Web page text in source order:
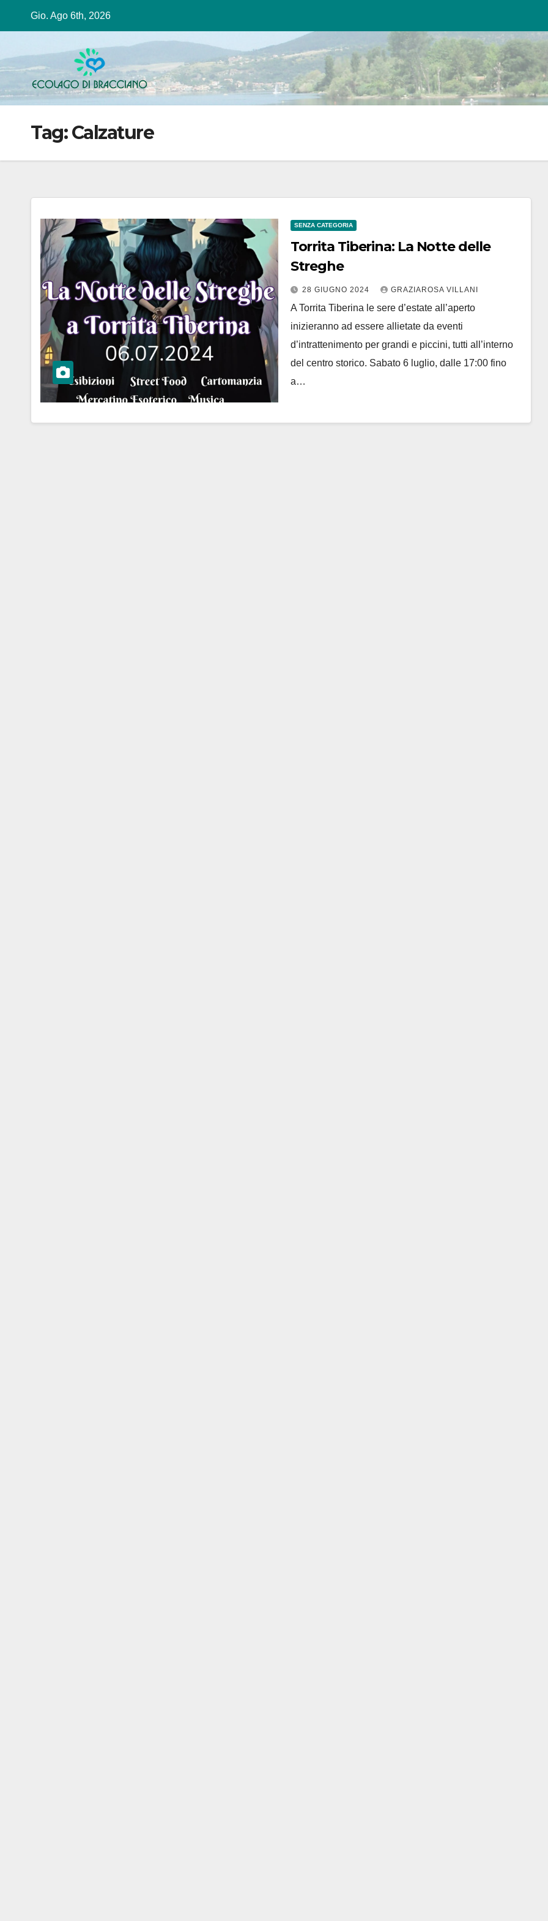
Gio. Ago 6th, 2026
Tag:Calzature
SENZA CATEGORIA
Torrita Tiberina: La Notte delle
Streghe
28 GIUGNO 2024 GRAZIAROSA VILLANI
A Torrita Tiberina le sere d’estate all’aperto
inizieranno ad essere allietate da eventi
d’intrattenimento per grandi e piccini, tutti all’interno
del centro storico. Sabato 6 luglio, dalle 17:00 fino
a…